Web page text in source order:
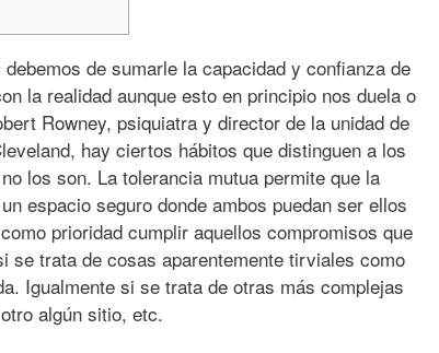
de sumarle la capacidad y confianza de
la realidad aunque esto en principio nos duela o
Rowney, psiquiatra y director de la unidad de
hay ciertos hábitos que distinguen a los
los son. La tolerancia mutua permite que la
espacio seguro donde ambos puedan ser ellos
prioridad cumplir aquellos compromisos que
se trata de cosas aparentemente tirviales como
Igualmente si se trata de otras más complejas
algún sitio, etc.